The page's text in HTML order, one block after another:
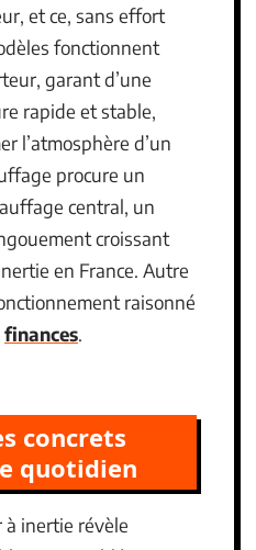
et ce, sans effort
fonctionnent
garant d’une
rapide et stable,
l’atmosphère d’un
procure un
central, un
croissant
en France. Autre
raisonné
finances.
concrets
quotidien
à inertie révèle